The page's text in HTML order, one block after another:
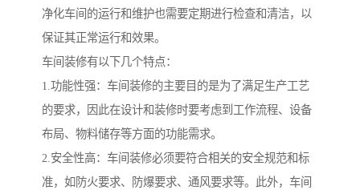
净化车间的运行和维护也需要定期进行检查和清洁，以
保证其正常运行和效果。
车间装修有以下几个特点：
1.功能性强：车间装修的主要目的是为了满足生产工艺
的要求，因此在设计和装修时要考虑到工作流程、设备
布局、物料储存等方面的功能需求。
2.安全性高：车间装修必须要符合相关的安全规范和标
准，如防火要求、防爆要求、通风要求等。此外，车间